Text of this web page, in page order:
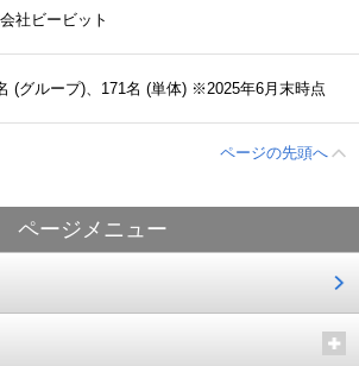
社ビービット
(グループ)、171名 (単体) ※2025年6月末時点
ページの先頭へ
ページメニュー